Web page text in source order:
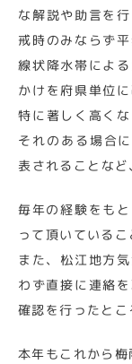
な解説や助言を
戒時のみならず
線状降水帯によ
かけを府県単位
特に著しく高く
それのある場合
表されることなど
毎年の経験をも
って頂いているこ
また、松江地方
わず直接に連絡
確認を行ったとこ
本年もこれから梅